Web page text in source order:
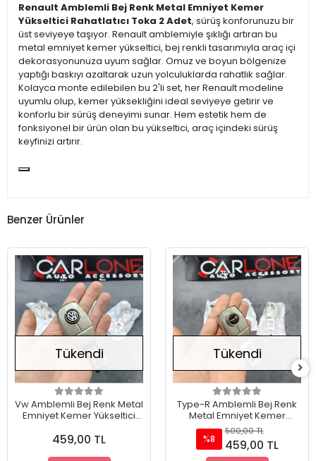
Renault Amblemli Bej Renk Metal Emniyet Kemer
Yükseltici Rahatlatıcı Toka 2 Adet, sürüş konforunuzu bir
üst seviyeye taşıyor. Renault amblemiyle şıklığı artıran bu
metal emniyet kemer yükseltici, bej renkli tasarımıyla araç içi
dekorasyonunuza uyum sağlar. Omuz ve boyun bölgenize
yaptığı baskıyı azaltarak uzun yolculuklarda rahatlık sağlar.
Kolayca monte edilebilen bu 2'li set, her Renault modeline
uyumlu olup, kemer yüksekliğini ideal seviyeye getirir ve
konforlu bir sürüş deneyimi sunar. Hem estetik hem de
fonksiyonel bir ürün olan bu yükseltici, araç içindeki sürüş
keyfinizi artırır.
Benzer Ürünler
Tükendi
Vw Amblemli Bej Renk Metal
Emniyet Kemer Yükseltici
459,00 TL
Tükendi
Type-R Amblemli Bej Renk
Metal Emniyet Kemer
Yükseltici Rahatlatıcı Toka 2
Adet
%8
500,00 TL
459,00 TL